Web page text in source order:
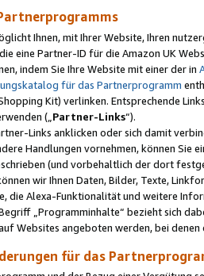
Ihnen, mit Ihrer Website, Ihren
eine Partner-ID für die Amazon UK
indem Sie Ihre Website mit einer der in
für das Partnerprogramm
Kit) verlinken. Entsprechende
(„ Partner-Links“).
Links anklicken oder sich damit
Handlungen vornehmen, können Sie
(und vorbehaltlich der dort
wir Ihnen Daten, Bilder, Texte,
die Alexa-Funktionalität und weitere
„Programminhalte“ bezieht sich
Websites angeboten werden, bei
für das